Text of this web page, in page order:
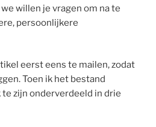
willen je vragen om na te
persoonlijkere
eerst eens te mailen, zodat
Toen ik het bestand
zijn onderverdeeld in drie